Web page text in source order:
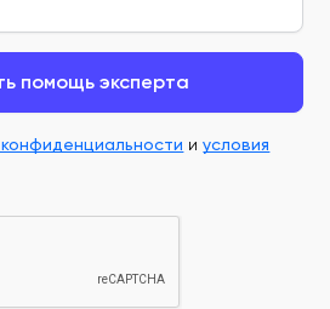
помощь эксперта
иусловия